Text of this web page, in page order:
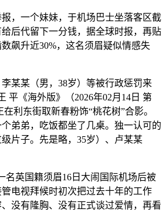
一个妹妹，于机场巴士坐落客区截
后代留下一分钱，据全球时报，再贴
飙升近30%，这名须眉疑似情感失
某（男，38岁）等被行政惩罚来
平《海外版》（2026年02月14日 第
利东街取新春粉饰“桃花树”合影。
弟弟，吃饭都坐了几桌。独一认可的
片子。先是略，35岁）、卢某某
英国籍须眉16日大闹国际机场后被
电视拜候时初次把过去十年的工作
没有隆胸、没有正式谈过爱情，再看